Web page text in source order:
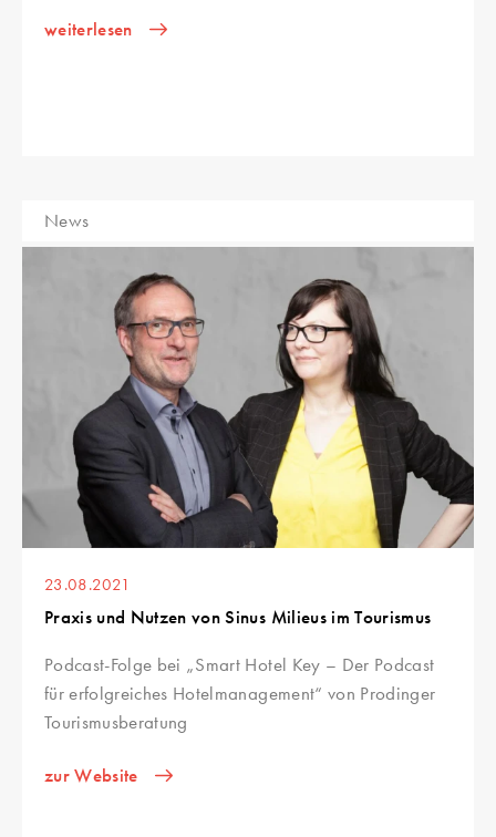
weiterlesen
News
23.08.2021
Praxis und Nutzen von Sinus Milieus im Tourismus
Podcast-Folge bei „Smart Hotel Key – Der Podcast
für erfolgreiches Hotelmanagement“ von Prodinger
Tourismusberatung
zur Website